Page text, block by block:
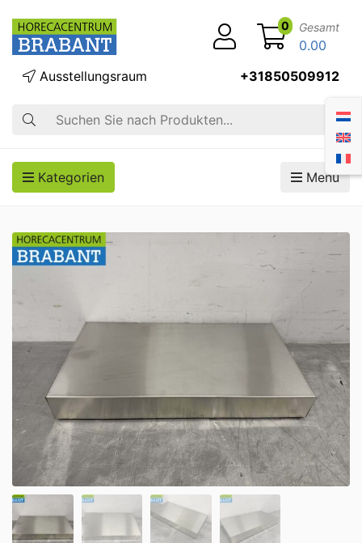
Suche
Ausstellungsraum +31850509912
0 Gesamt
0.00
Kategorien Menü